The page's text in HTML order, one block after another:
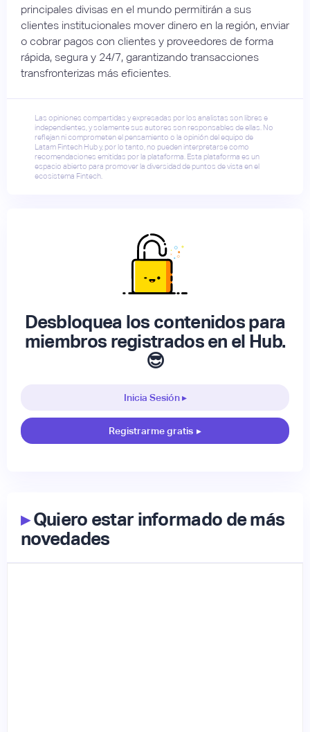
principales divisas en el mundo permitirán a sus
clientes institucionales mover dinero en la región, enviar
o cobrar pagos con clientes y proveedores de forma
rápida, segura y 24/7, garantizando transacciones
transfronterizas más eficientes.
Las opiniones compartidas y expresadas por los analistas son libres e
independientes, y solamente sus autores son responsables de ellas. No
reflejan ni comprometen el pensamiento o la opinión del equipo de
Latam Fintech Hub y, por lo tanto, no pueden interpretarse como
recomendaciones emitidas por la plataforma. Esta plataforma es un
espacio abierto para promover la diversidad de puntos de vista en el
ecosistema Fintech.
Desbloquea los contenidos para
miembros registrados en el Hub.
😎
Inicia Sesión ▸
Registrarme gratis ▸
▸Quiero estar informado de más
novedades